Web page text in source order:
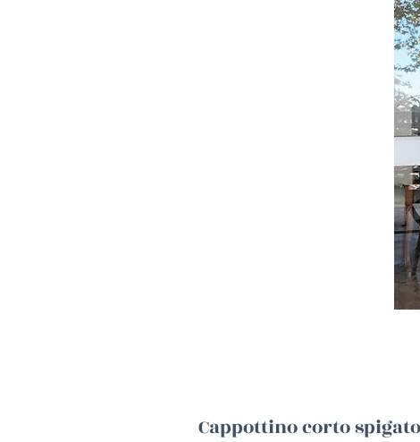
Cappottino corto